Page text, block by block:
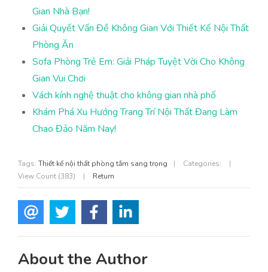
Gian Nhà Bạn!
Giải Quyết Vấn Đề Không Gian Với Thiết Kế Nội Thất
Phòng Ăn
Sofa Phòng Trẻ Em: Giải Pháp Tuyệt Vời Cho Không
Gian Vui Chơi
Vách kính nghệ thuật cho không gian nhà phố
Khám Phá Xu Hướng Trang Trí Nội Thất Đang Làm
Chao Đảo Năm Nay!
Tags: Thiết kế nội thất phòng tắm sang trọng | Categories:
|
View Count (383)
| Return
About the Author